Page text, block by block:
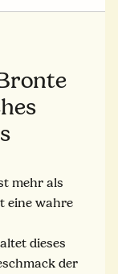
mehr als
eine wahre
dieses
der